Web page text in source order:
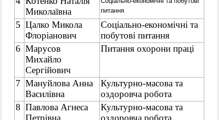
Миколаївна
питання
5 Цалко Микола
Флоріанович
Соціально-економічні та
побутові питання
6 Марусов
Михайло
Сергійович
Питання охорони праці
7 Мануйлова Анна
Василівна
Культурно-масова та
оздоровча робота
8 Павлова Агнеса
Петрівна
Культурно-масова та
оздоровча робота